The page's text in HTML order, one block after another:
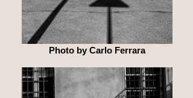
Photo by Carlo Ferrara